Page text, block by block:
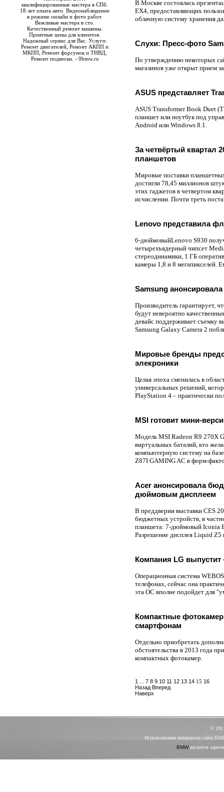
квалифицированные мастера в СПб.
18 лет опыта авто. Видеонаблюдение
в режиме онлайн и фото работ.
Вежливые мастера в сто.
Качественный ремонт машины.
Приятные цены для клиентов.
Надежный сервис для Вас. Услуги:
Ремонт двигателей, Ремонт АКПП и
МКПП, Ремонт форсунок и ТНВД,
Ремонт подвески. - 0bmw.ru
В Москве состоялась
EX4, предоставляющих
облачную систему хранения
Слухи: Пресс-фото
По утверждению некоторых
магазинов уже открыт прием
ASUS представляет
ASUS Transformer Book Duet
планшет или ноутбук под
Android или Windows 8.1.
За четвёртый квартал
планшетов
Мировые поставки
достигли 78,45 миллионов
этих гаджетов в четвертом
исчислении. Почти треть
Lenovo представила
6-дюймовыйLenovo S930
четырехъядерный чипсет
стереодинамики, 1 ГБ
камеры 1,8 и 8 мегапикселей.
Samsung
Производитель гарантирует,
будут невероятно
девайс поддерживает съемку
Samsung Galaxy Camera 2
Мировые бренды
элекроники
Целая эпоха сменилась в
универсальных решений,
PlayStation 4 – практически
MSI готовит мини-
Модель MSI Radeon R9 270X
виртуальных баталий, кто
компьютерную систему на
Z87I GAMING AC в форм-
Acer анонсировала
дюймовым дисплеем
В преддверии выставки CES
бюджетных устройств, в
планшета: 7-дюймовый Iconia
Разрешение дисплея Liquid Z5
Компания LG
Операционная система
телефонах, сейчас она
эта ОС вполне подойдет для
Компактные
смартфонам
Отдельно приобретать
обстоятельства в 2013 года
компактных фотокамер.
1 7 8 9 10 11 12 13 14 15 16
Назад Вперед
Наверх
©
Использование материалов сайта
BMWявляется